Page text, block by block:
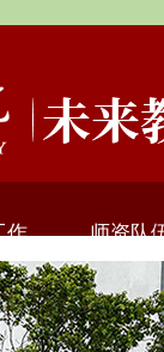
作 师资队